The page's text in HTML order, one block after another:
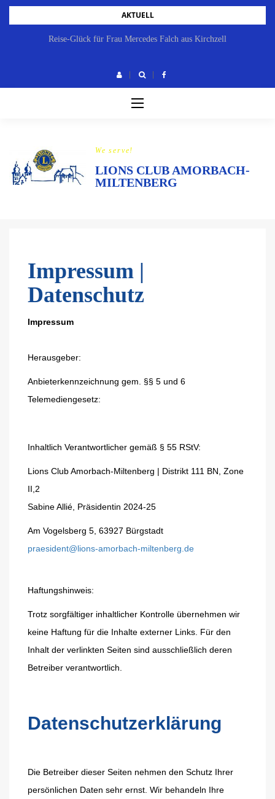
Skip
AKTUELL
Reise-Glück für Frau Mercedes Falch aus Kirchzell
We serve!
LIONS CLUB AMORBACH-
MILTENBERG
Impressum |
Datenschutz
Impressum
Herausgeber:
Anbieterkennzeichnung gem. §§ 5 und 6
Telemediengesetz:
Inhaltlich Verantwortlicher gemäß § 55 RStV:
Lions Club Amorbach-Miltenberg | Distrikt 111 BN, Zone
II,2
Sabine Allié , Präsidentin 2024-25
Am Vogelsberg 5, 63927 Bürgstadt
praesident@lions-amorbach-miltenberg.de
Haftungshinweis:
Trotz sorgfältiger inhaltlicher Kontrolle übernehmen wir
keine Haftung für die Inhalte externer Links. Für den
Inhalt der verlinkten Seiten sind ausschließlich deren
Betreiber verantwortlich.
Datenschutzerklärung
Die Betreiber dieser Seiten nehmen den Schutz Ihrer
persönlichen Daten sehr ernst. Wir behandeln Ihre